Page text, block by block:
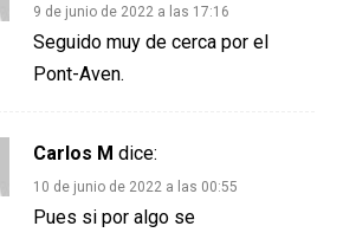
9 de junio de 2022 a las 17:16
Seguido muy de cerca por el
Pont-Aven.
Carlos M dice:
10 de junio de 2022 a las 00:55
Pues si por algo se